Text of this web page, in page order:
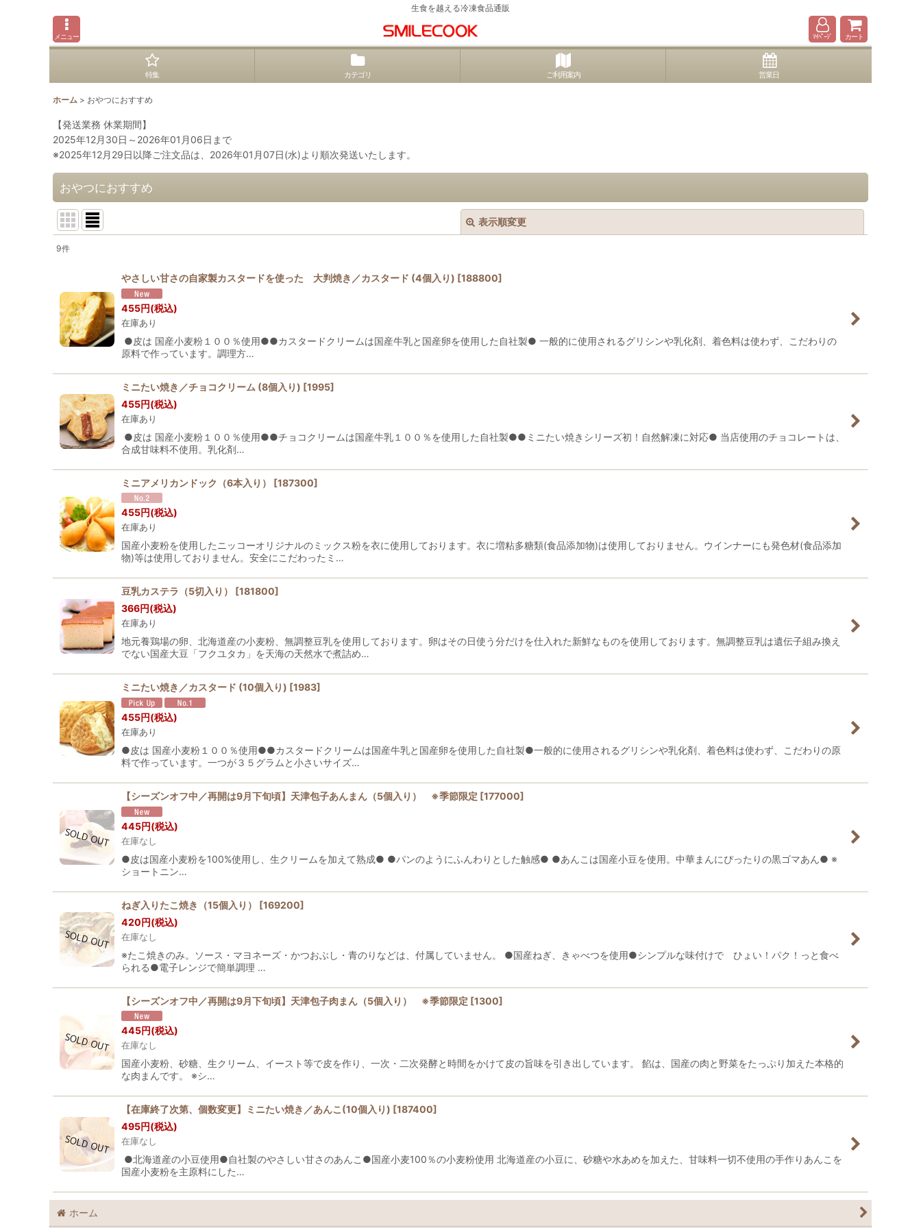
生食を越える冷凍食品通販
メニュー ﾏｲﾍﾟｰｼﾞ カート
特集 カテゴリ ご利用案内 営業日
ホーム > おやつにおすすめ
【発送業務 休業期間】
2025年12月30日～2026年01月06日まで
※2025年12月29日以降ご注文品は、2026年01月07日(水)より順次発送いたします。
おやつにおすすめ
表示順変更
並び順:
絞り込む
9件
やさしい甘さの自家製カスタードを使った 大判焼き／カスタード (4個入り) [188800]
455円(税込)
在庫あり
●皮は 国産小麦粉１００％使用●●カスタードクリームは国産牛乳と国産卵を使用した自社製● 一般的に使用されるグリシンや乳化剤、着色料は使わず、こだわりの
原料で作っています。調理方…
ミニたい焼き／チョコクリーム (8個入り) [1995]
455円(税込)
在庫あり
●皮は 国産小麦粉１００％使用●●チョコクリームは国産牛乳１００％を使用した自社製●●ミニたい焼きシリーズ初！自然解凍に対応● 当店使用のチョコレートは、
合成甘味料不使用。乳化剤…
ミニアメリカンドック（6本入り） [187300]
455円(税込)
在庫あり
国産小麦粉を使用したニッコーオリジナルのミックス粉を衣に使用しております。衣に増粘多糖類(食品添加物)は使用しておりません。ウインナーにも発色材(食品添加
物)等は使用しておりません。安全にこだわったミ…
豆乳カステラ（5切入り） [181800]
366円(税込)
在庫あり
地元養鶏場の卵、北海道産の小麦粉、無調整豆乳を使用しております。卵はその日使う分だけを仕入れた新鮮なものを使用しております。無調整豆乳は遺伝子組み換え
でない国産大豆「フクユタカ」を天海の天然水で煮詰め…
ミニたい焼き／カスタード (10個入り) [1983]
455円(税込)
在庫あり
●皮は 国産小麦粉１００％使用●●カスタードクリームは国産牛乳と国産卵を使用した自社製●一般的に使用されるグリシンや乳化剤、着色料は使わず、こだわりの原
料で作っています。一つが３５グラムと小さいサイズ…
【シーズンオフ中／再開は9月下旬頃】天津包子あんまん（5個入り） ※季節限定 [177000]
445円(税込)
在庫なし
●皮は国産小麦粉を100%使用し、生クリームを加えて熟成● ●パンのようにふんわりとした触感● ●あんこは国産小豆を使用。中華まんにぴったりの黒ゴマあん● ※
ショートニン…
ねぎ入りたこ焼き（15個入り） [169200]
420円(税込)
在庫なし
※たこ焼きのみ。ソース・マヨネーズ・かつおぶし・青のりなどは、付属していません。 ●国産ねぎ、きゃべつを使用●シンプルな味付けで ひょい！パク！っと食べ
られる●電子レンジで簡単調理 …
【シーズンオフ中／再開は9月下旬頃】天津包子肉まん（5個入り） ※季節限定 [1300]
445円(税込)
在庫なし
国産小麦粉、砂糖、生クリーム、イースト等で皮を作り、一次・二次発酵と時間をかけて皮の旨味を引き出しています。 餡は、国産の肉と野菜をたっぷり加えた本格的
な肉まんです。 ※シ…
【在庫終了次第、個数変更】ミニたい焼き／あんこ(10個入り) [187400]
495円(税込)
在庫なし
●北海道産の小豆使用●自社製のやさしい甘さのあんこ●国産小麦100％の小麦粉使用 北海道産の小豆に、砂糖や水あめを加えた、甘味料一切不使用の手作りあんこを
国産小麦粉を主原料にした…
ホーム